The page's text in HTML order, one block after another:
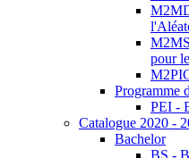
pour
Programme
PEI -
Catalogue 2020 -
Bachelor
BS -